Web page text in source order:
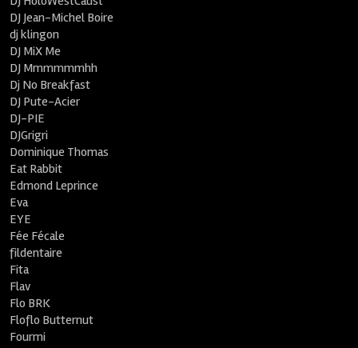
DJ Jean-Michel Boire
dj klingon
DJ MiX Me
DJ Mmmmmmhh
Dj No Breakfast
DJ Pute-Acier
DJ-PIE
DJGrigri
Dominique Thomas
Eat Rabbit
Edmond Leprince
Eva
EYE
Fée Fécale
fildentaire
Fita
Flav
Flo BRK
Floflo Butternut
Fourmi